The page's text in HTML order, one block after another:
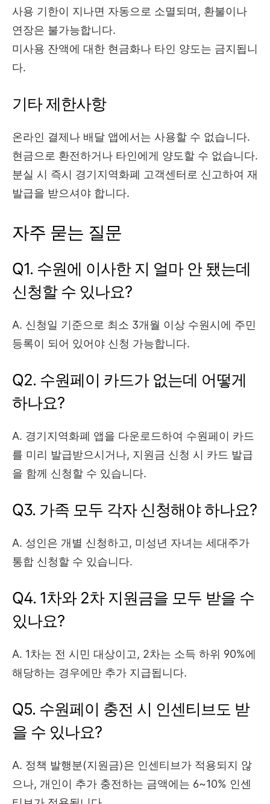
사용 기한이 지나면 자동으로 소멸되며, 환불이나
연장은 불가능합니다.
미사용 잔액에 대한 현금화나 타인 양도는 금지됩니
다.
기타 제한사항
온라인 결제나 배달 앱에서는 사용할 수 없습니다.
현금으로 환전하거나 타인에게 양도할 수 없습니다.
분실 시 즉시 경기지역화폐 고객센터로 신고하여 재
발급을 받으셔야 합니다.
자주 묻는 질문
Q1. 수원에 이사한 지 얼마 안 됐는데
신청할 수 있나요?
A. 신청일 기준으로 최소 3개월 이상 수원시에 주민
등록이 되어 있어야 신청 가능합니다.
Q2. 수원페이 카드가 없는데 어떻게
하나요?
A. 경기지역화폐 앱을 다운로드하여 수원페이 카드
를 미리 발급받으시거나, 지원금 신청 시 카드 발급
을 함께 신청할 수 있습니다.
Q3. 가족 모두 각자 신청해야 하나요?
A. 성인은 개별 신청하고, 미성년 자녀는 세대주가
통합 신청할 수 있습니다.
Q4. 1차와 2차 지원금을 모두 받을 수
있나요?
A. 1차는 전 시민 대상이고, 2차는 소득 하위 90%에
해당하는 경우에만 추가 지급됩니다.
Q5. 수원페이 충전 시 인센티브도 받
을 수 있나요?
A. 정책 발행분(지원금)은 인센티브가 적용되지 않
으나, 개인이 추가 충전하는 금액에는 6~10% 인센